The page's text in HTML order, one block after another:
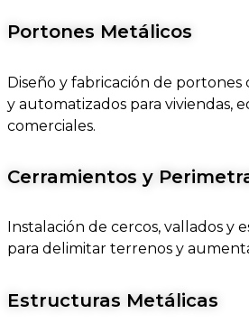
Portones Metálicos
Diseño y fabricación de portones
y automatizados para viviendas,
comerciales.
Cerramientos y
Instalación de cercos, vallados y
para delimitar terrenos y
Estructuras Metálicas